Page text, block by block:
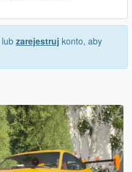
lub zarejestruj konto, aby